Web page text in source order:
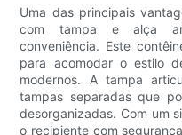
Uma das principais
com tampa e alça
conveniência. Este
para acomodar o estilo
modernos. A tampa
tampas separadas que
desorganizadas. Com um
o recipiente com